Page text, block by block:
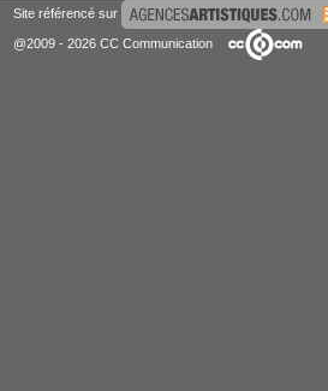
Site référencé sur
@2009 - 2026 CC Communication